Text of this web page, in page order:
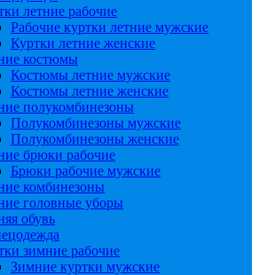
летние рабочие
Рабочие куртки летние мужские
Куртки летние женские
костюмы
Костюмы летние мужские
Костюмы летние женские
полукомбинезоны
Полукомбинезоны мужские
Полукомбинезоны женские
брюки рабочие
Брюки рабочие мужские
комбинезоны
головные уборы
обувь
зимние рабочие
Зимние куртки мужские